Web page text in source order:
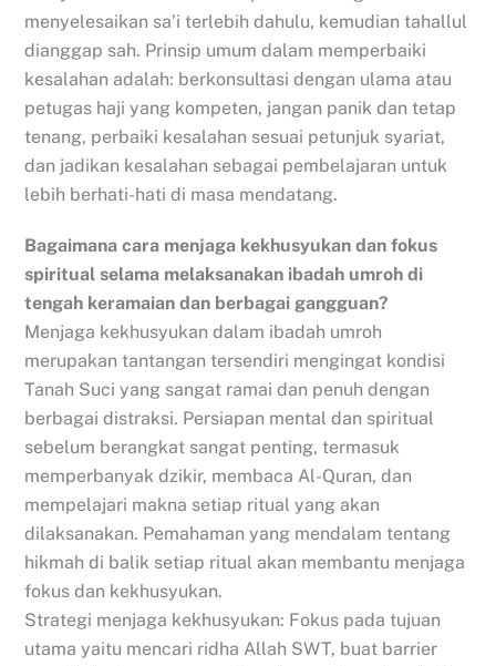
menyelesaikan sa’i terlebih dahulu, kemudian tahallul
dianggap sah. Prinsip umum dalam memperbaiki
kesalahan adalah: berkonsultasi dengan ulama atau
petugas haji yang kompeten, jangan panik dan tetap
tenang, perbaiki kesalahan sesuai petunjuk syariat,
dan jadikan kesalahan sebagai pembelajaran untuk
lebih berhati-hati di masa mendatang.
Bagaimana cara menjaga kekhusyukan dan fokus
spiritual selama melaksanakan ibadah umroh di
tengah keramaian dan berbagai gangguan?
Menjaga kekhusyukan dalam ibadah umroh
merupakan tantangan tersendiri mengingat kondisi
Tanah Suci yang sangat ramai dan penuh dengan
berbagai distraksi. Persiapan mental dan spiritual
sebelum berangkat sangat penting, termasuk
memperbanyak dzikir, membaca Al-Quran, dan
mempelajari makna setiap ritual yang akan
dilaksanakan. Pemahaman yang mendalam tentang
hikmah di balik setiap ritual akan membantu menjaga
fokus dan kekhusyukan.
Strategi menjaga kekhusyukan: Fokus pada tujuan
utama yaitu mencari ridha Allah SWT, buat barrier